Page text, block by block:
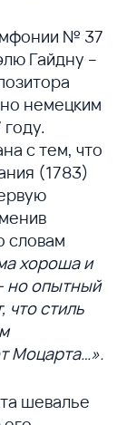
№ 37
Гайдну –
немецким
с тем, что
(1783)
словам
хороша и
но опытный
что стиль
Моцарта…».
шевалье